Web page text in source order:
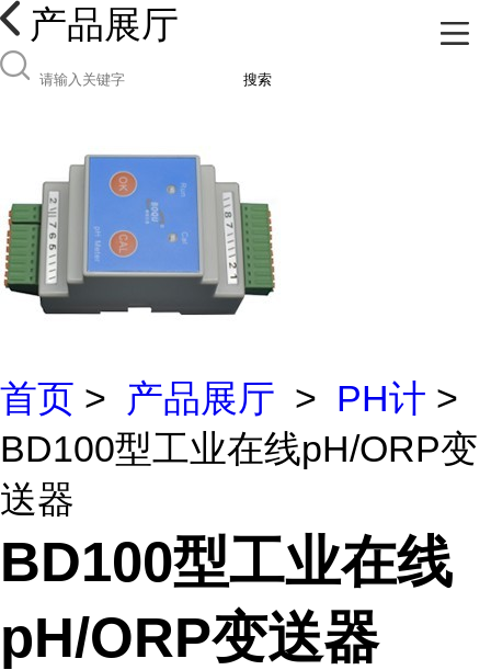
产品展厅
搜索
首页 > 产品展厅 > PH计 >
BD100型工业在线pH/ORP变
送器
BD100型工业在线
pH/ORP变送器